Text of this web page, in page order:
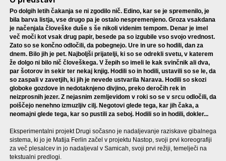
Po dolgih letih čakanja se ni zgodilo nič. Edino, kar se je spremenilo, je
bila barva listja, vse drugo pa je ostalo nespremenjeno. Groza vsakdana
je načenjala človeške duše s še nikoli videnim tempom. Denar je imel
več moči kot vsak drug papir, besede pa so izgubile vso svojo vrednost.
Zato so se končno odločili, da pobegnejo. Ure in ure so hodili, dan za
dnem. Bilo jih je pet. Najboljši prijatelji, ki so se odrekli svetu, v katerem
že dolgo ni bilo nič človeškega. V žepih so imeli le kak svinčnik ali dva,
par šotorov in sekir ter nekaj knjig. Hodili so in hodili, ustavili so se le, da
so zaspali v zavetjih, ki jih je nevede ustvarila Narava. Hodili so skozi
globoke gozdove in nedotaknjeno divjino, preko deročih rek in
neizprosnih jezer. Z nejasnim zemljevidom v roki so se v srcu odločili, da
poiščejo nenehno izmuzljiv cilj. Negotovi glede tega, kar jih čaka, a
neomajni glede tega, kar so pustili za seboj. Hodili so in hodili, dokler...
Eksperimentalni projekt Drugi sočasno je nadaljevanje raziskave gibalnega
sistema, ki jo je Matija Ferlin začel v projektu Nastop, svoji prvi koreografiji
za več plesalcev in jo nadaljeval v Samicah, svoji prvi režiji, temelječi na
tekstualni predlogi.